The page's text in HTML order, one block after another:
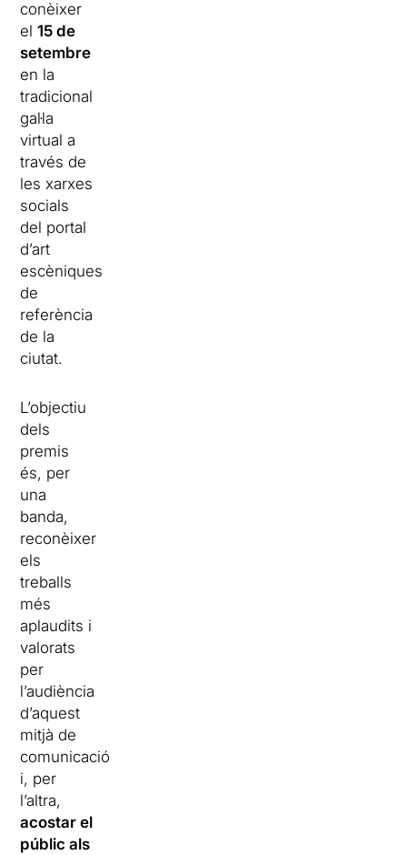
conèixer
el15 de
setembre
en la
tradicional
gal·la
virtual a
través de
les xarxes
socials
del portal
d’art
escèniques
de
referència
de la
ciutat.
L’objectiu
dels
premis
és, per
una
banda,
reconèixer
els
treballs
més
aplaudits i
valorats
per
l’audiència
d’aquest
mitjà de
comunicació
i, per
l’altra,
acostar el
públic als